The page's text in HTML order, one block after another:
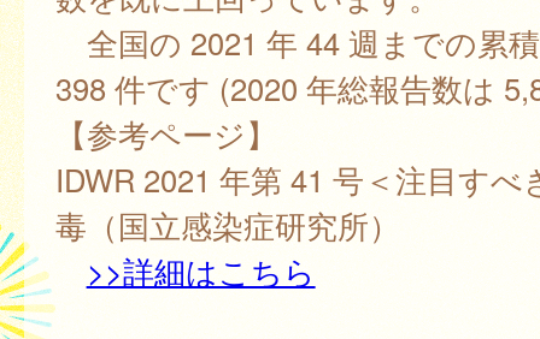
全国の 2021 年 44 週までの累
398 件です (2020 年総報告数は
【参考ページ】
IDWR 2021 年第 41 号＜注目すべ
毒（国立感染症研究所）
>>詳細はこちら